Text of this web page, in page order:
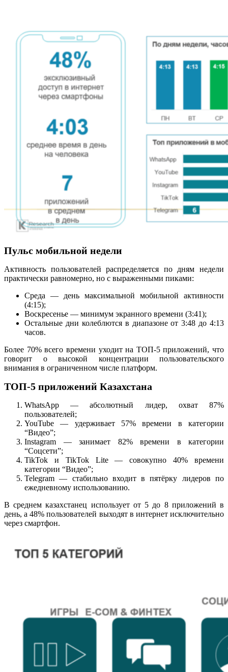
Пульс мобильной недели
Активность пользователей распределяется по дням недели
практически равномерно, но с выраженными пиками:
Среда — день максимальной мобильной активности
(4:15);
Воскресенье — минимум экранного времени (3:41);
Остальные дни колеблются в диапазоне от 3:48 до 4:13
часов.
Более 70% всего времени уходит на ТОП-5 приложений, что
говорит о высокой концентрации пользовательского
внимания в ограниченном числе платформ.
ТОП-5 приложений Казахстана
WhatsApp — абсолютный лидер, охват 87%
пользователей;
YouTube — удерживает 57% времени в категории
“Видео”;
Instagram — занимает 82% времени в категории
“Соцсети”;
TikTok и TikTok Lite — совокупно 40% времени
категории “Видео”;
Telegram — стабильно входит в пятёрку лидеров по
ежедневному использованию.
В среднем казахстанец использует от 5 до 8 приложений в
день, а 48% пользователей выходят в интернет исключительно
через смартфон.